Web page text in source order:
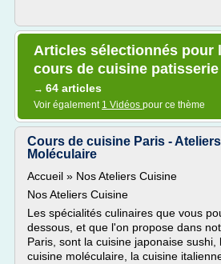
Articles sélectionnés pour
cours de cuisine
→ 64 articles
Voir également 1 Vidéos pour ce thème
Cours de cuisine Paris -
Moléculaire
Accueil » Nos Ateliers Cuisine
Nos Ateliers Cuisine
Les spécialités culinaires que vous
dessous, et que l'on propose dans
Paris, sont la cuisine japonaise sushi,
cuisine moléculaire, la cuisine